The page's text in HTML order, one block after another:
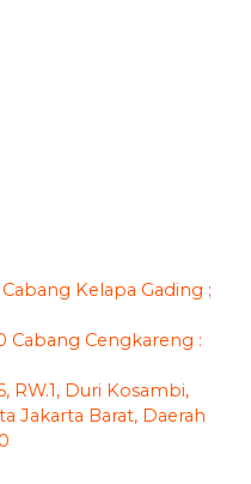
Kelapa Gading ;
Cabang Cengkareng :
RW.1, Duri Kosambi,
Jakarta Barat, Daerah